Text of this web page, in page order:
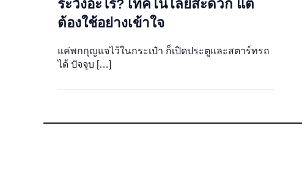
ระวังอะไร? เทคโนโลยีสะดวก แต่
ต้องใช้อย่างเข้าใจ
แค่พกกุญแจไว้ในกระเป๋า ก็เปิดประตูและสตาร์ทรถ
ได้ ปัจจุบ […]